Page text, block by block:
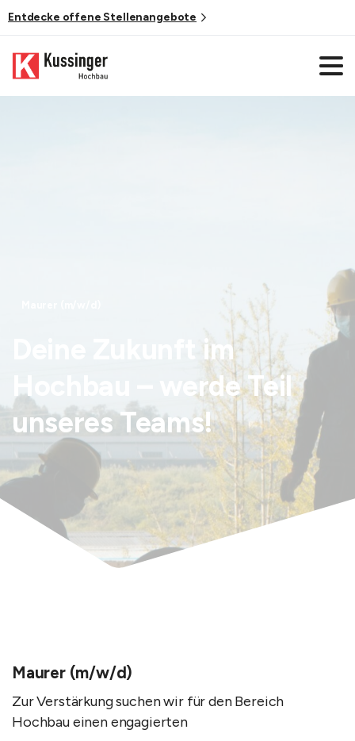
Entdecke offene Stellenangebote
Deine Zukunft im
Hochbau – werde Teil
unseres Teams!
Maurer (m/w/d)
Zur Verstärkung suchen wir für den Bereich
Hochbau einen engagierten